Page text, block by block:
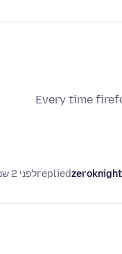
Every time
zeroknight
repliedלפני 2 שנים